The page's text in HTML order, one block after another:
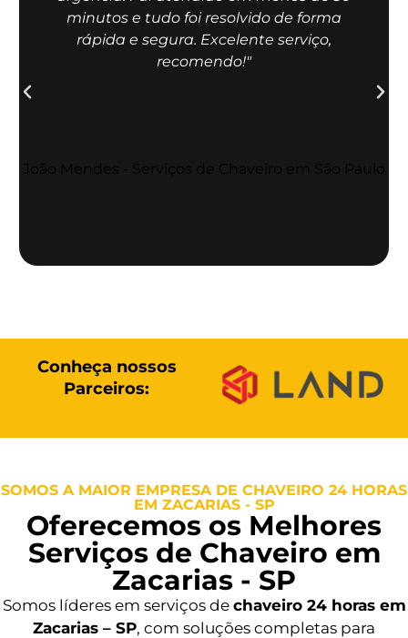
minutos e tudo foi resolvido de forma
rápida e segura. Excelente serviço,
recomendo!"
Conheça nossos
Parceiros:
SOMOS A MAIOR EMPRESA DE CHAVEIRO 24 HORAS
EM ZACARIAS - SP
Oferecemos os Melhores
Serviços de Chaveiro em
Zacarias - SP
Somos líderes em serviços de chaveiro 24 horas em
Zacarias – SP, com soluções completas para